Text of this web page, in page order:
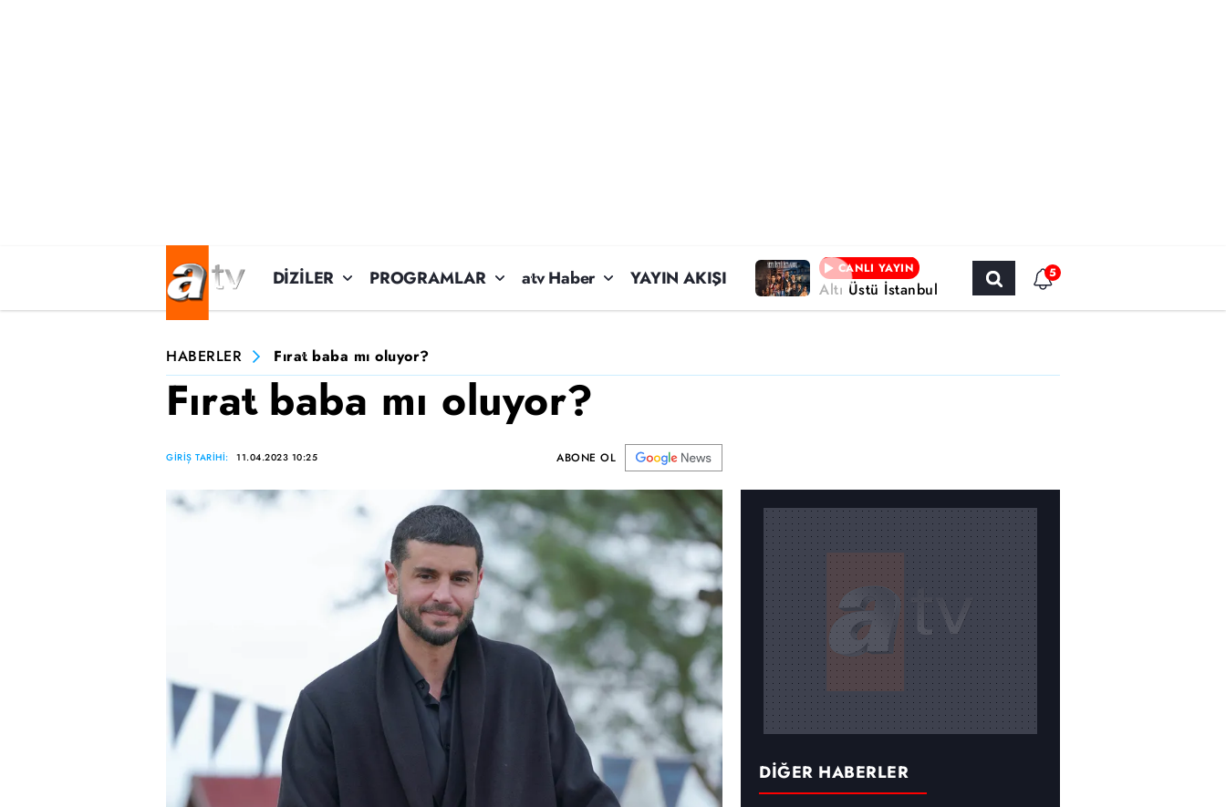
DİZİLER PROGRAMLAR atv Haber YAYIN AKIŞI CANLI YAYIN
Altı Üstü İstanbul
5
HABERLER Fırat baba mı oluyor?
Fırat baba mı oluyor?
GİRİŞ TARİHİ: 11.04.2023 10:25 ABONE OL
DİĞER HABERLER